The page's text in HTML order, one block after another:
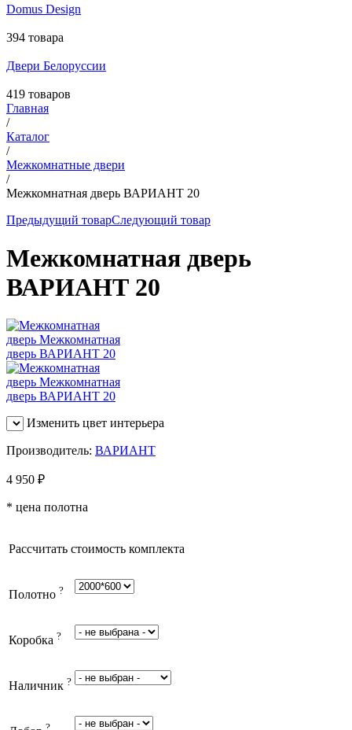
Domus Design
394 товара
Двери Белоруссии
419 товаров
Главная
/
Каталог
/
Межкомнатные двери
/
Межкомнатная дверь ВАРИАНТ 20
Предыдущий товарСледующий товар
Межкомнатная дверь
ВАРИАНТ 20
Изменить цвет интерьера
Производитель: ВАРИАНТ
4 950 ₽
* цена полотна
Рассчитать стоимость комплекта
Полотно ?
Коробка ?
Наличник ?
?